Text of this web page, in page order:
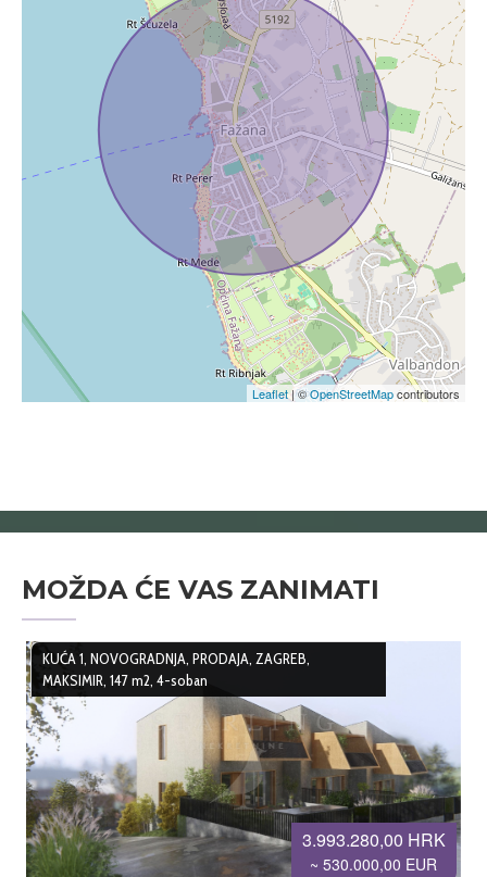
Leaflet| ©OpenStreetMapcontributors
MOŽDA ĆE VAS ZANIMATI
3.993.280,00 HRK
~ 530.000,00 EUR
KUĆA 1, NOVOGRADNJA, PRODAJA, ZAGREB,
MAKSIMIR, 147 m2, 4-soban